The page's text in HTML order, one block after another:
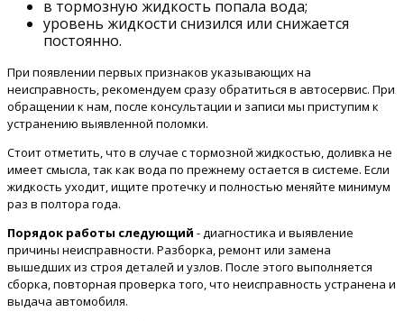
в тормозную жидкость попала вода;
уровень жидкости снизился или снижается
постоянно.
При появлении первых признаков указывающих на
неисправность, рекомендуем сразу обратиться в автосервис. При
обращении к нам, после консультации и записи мы приступим к
устранению выявленной поломки.
Стоит отметить, что в случае с тормозной жидкостью, доливка не
имеет смысла, так как вода по прежнему остается в системе. Если
жидкость уходит, ищите протечку и полностью меняйте минимум
раз в полтора года.
Порядок работы следующий - диагностика и выявление
причины неисправности. Разборка, ремонт или замена
вышедших из строя деталей и узлов. После этого выполняется
сборка, повторная проверка того, что неисправность устранена и
выдача автомобиля.